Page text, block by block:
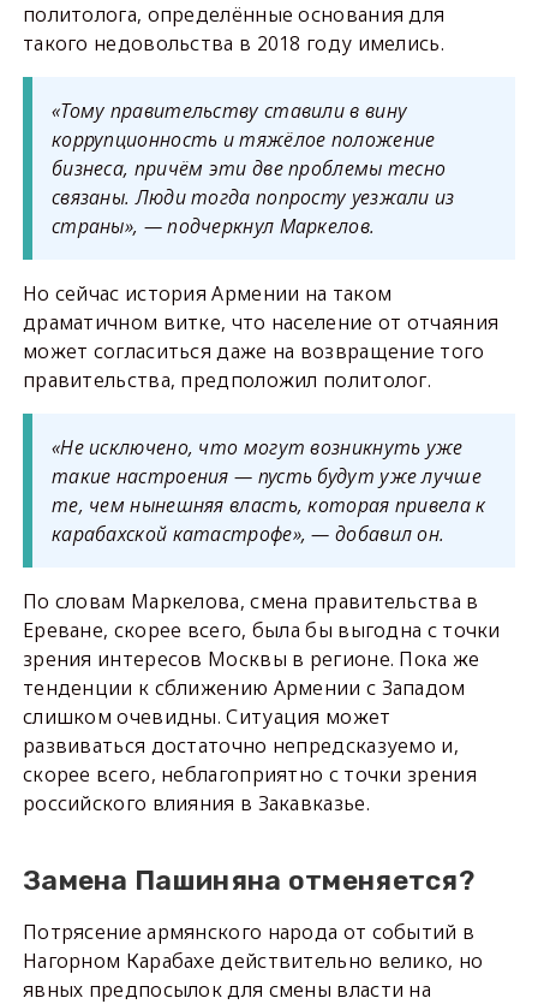
политолога, определённые основания для
такого недовольства в 2018 году имелись.
«Тому правительству ставили в вину
коррупционность и тяжёлое положение
бизнеса, причём эти две проблемы тесно
связаны. Люди тогда попросту уезжали из
страны», — подчеркнул Маркелов.
Но сейчас история Армении на таком
драматичном витке, что население от отчаяния
может согласиться даже на возвращение того
правительства, предположил политолог.
«Не исключено, что могут возникнуть уже
такие настроения — пусть будут уже лучше
те, чем нынешняя власть, которая привела к
карабахской катастрофе», — добавил он.
По словам Маркелова, смена правительства в
Ереване, скорее всего, была бы выгодна с точки
зрения интересов Москвы в регионе. Пока же
тенденции к сближению Армении с Западом
слишком очевидны. Ситуация может
развиваться достаточно непредсказуемо и,
скорее всего, неблагоприятно с точки зрения
российского влияния в Закавказье.
Замена Пашиняна отменяется?
Потрясение армянского народа от событий в
Нагорном Карабахе действительно велико, но
явных предпосылок для смены власти на